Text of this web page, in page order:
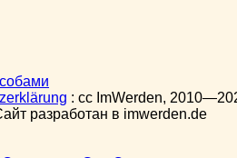
: cc ImWerden,
разработан в imwerden.de